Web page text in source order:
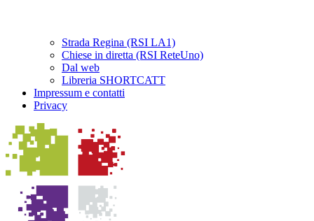
Strada Regina (RSI LA1)
Chiese in diretta (RSI ReteUno)
Dal web
Libreria SHORTCATT
Impressum e contatti
Privacy